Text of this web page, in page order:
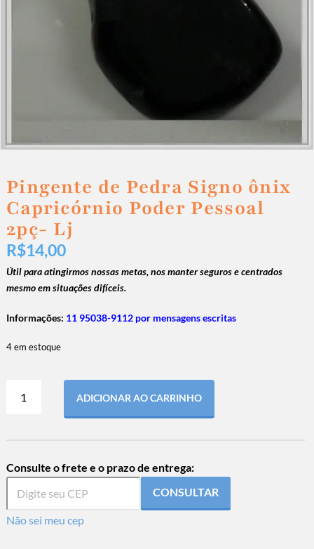
Pingente de Pedra Signo ônix
Capricórnio Poder Pessoal
2pç- Lj
R$14,00
Útil para atingirmos nossas metas, nos manter seguros e centrados
mesmo em situações difíceis.
Informações: 11 95038-9112 por mensagens escritas
4 em estoque
ADICIONAR AO CARRINHO
Consulte o frete e o prazo de entrega:
CONSULTAR
Não sei meu cep